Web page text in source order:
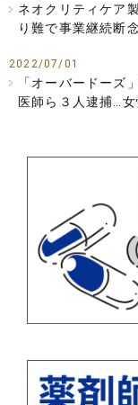
ネオクリティケア
り難で事業継続断念
2022/07/01
「オーバードーズ
医師ら３人逮捕…